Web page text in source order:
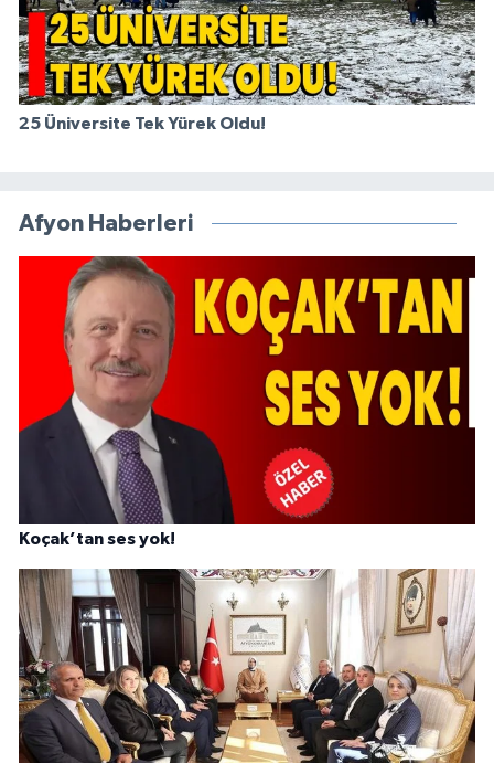
25 Üniversite Tek Yürek Oldu!
Afyon Haberleri
Koçak’tan ses yok!